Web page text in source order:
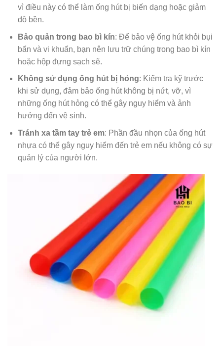
vì điều này có thể làm ống hút bị biến dạng hoặc giảm
độ bền.
Bảo quản trong bao bì kín: Để bảo vệ ống hút khỏi bụi
bẩn và vi khuẩn, bạn nên lưu trữ chúng trong bao bì kín
hoặc hộp đựng sạch sẽ.
Không sử dụng ống hút bị hỏng: Kiểm tra kỹ trước
khi sử dụng, đảm bảo ống hút không bị nứt, vỡ, vì
những ống hút hỏng có thể gây nguy hiểm và ảnh
hưởng đến vệ sinh.
Tránh xa tầm tay trẻ em: Phần đầu nhọn của ống hút
nhựa có thể gây nguy hiểm đến trẻ em nếu không có sự
quản lý của người lớn.